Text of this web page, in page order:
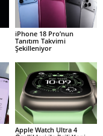
iPhone 18 Pro’nun
Tanıtım Takvimi
Şekilleniyor
Apple Watch Ultra 4